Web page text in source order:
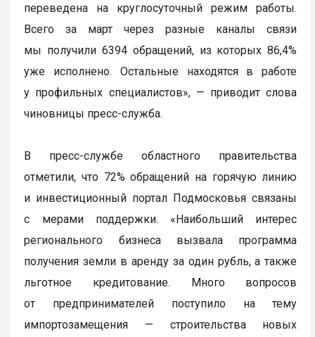
переведена на круглосуточный режим работы.
Всего за март через разные каналы связи
мы получили 6394 обращений, из которых 86,4%
уже исполнено. Остальные находятся в работе
у профильных специалистов», — приводит слова
чиновницы пресс-служба.
В пресс-службе областного правительства
отметили, что 72% обращений на горячую линию
и инвестиционный портал Подмосковья связаны
с мерами поддержки. «Наибольший интерес
регионального бизнеса вызвала программа
получения земли в аренду за один рубль, а также
льготное кредитование. Много вопросов
от предпринимателей поступило на тему
импортозамещения — строительства новых